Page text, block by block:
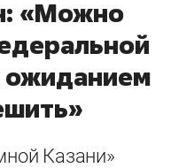
«Можно
Казани»